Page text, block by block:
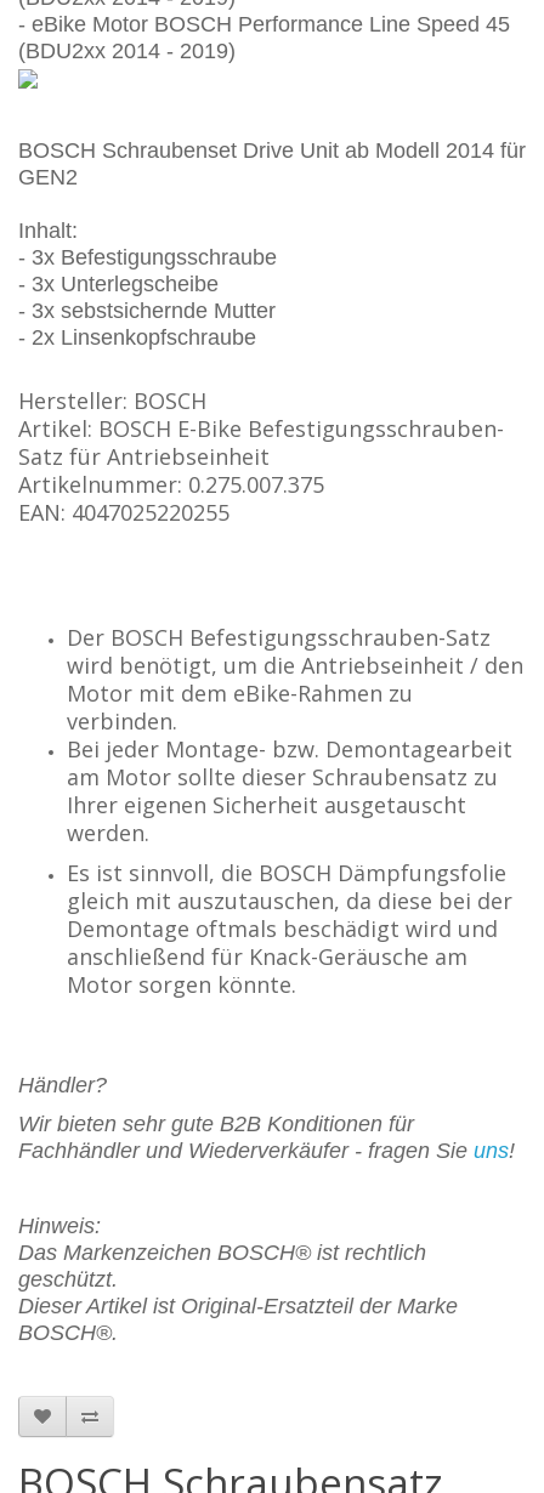
- eBike Motor BOSCH Performance Line Speed 45
(BDU2xx 2014 - 2019)
BOSCH Schraubenset Drive Unit ab Modell 2014 für
GEN2
Inhalt:
- 3x Befestigungsschraube
- 3x Unterlegscheibe
- 3x sebstsichernde Mutter
- 2x Linsenkopfschraube
Hersteller: BOSCH
Artikel: BOSCH E-Bike Befestigungsschrauben-
Satz für Antriebseinheit
Artikelnummer: 0.275.007.375
EAN: 4047025220255
Der BOSCH Befestigungsschrauben-Satz
wird benötigt, um die Antriebseinheit / den
Motor mit dem eBike-Rahmen zu
verbinden.
Bei jeder Montage- bzw. Demontagearbeit
am Motor sollte dieser Schraubensatz zu
Ihrer eigenen Sicherheit ausgetauscht
werden.
Es ist sinnvoll, die BOSCH Dämpfungsfolie
gleich mit auszutauschen, da diese bei der
Demontage oftmals beschädigt wird und
anschließend für Knack-Geräusche am
Motor sorgen könnte.
Händler?
Wir bieten sehr gute B2B Konditionen für
Fachhändler und Wiederverkäufer - fragen Sie uns!
Hinweis:
Das Markenzeichen BOSCH® ist rechtlich
geschützt.
Dieser Artikel ist Original-Ersatzteil der Marke
BOSCH®.